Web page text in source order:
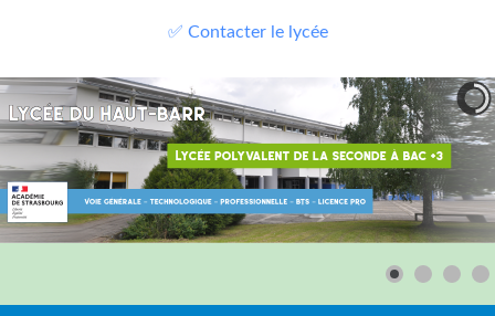
✅ Contacter le lycée